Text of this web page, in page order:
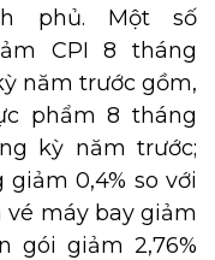
phủ. Một số
CPI 8 tháng
năm trước gồm,
phẩm 8 tháng
kỳ năm trước;
0,4% so với
máy bay giảm
gói giảm 2,76%